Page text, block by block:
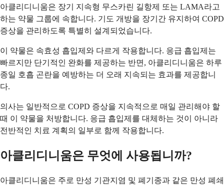
아클리디니움은 장기 지속형 무스카린 길항제 또는 LAMA라고
하는 약물 그룹에 속합니다. 기도 개방을 장기간 유지하여 COPD
증상을 관리하도록 특별히 설계되었습니다.
이 약물은 속효성 흡입제와 다르게 작용합니다. 응급 흡입제는
빠르지만 단기적인 완화를 제공하는 반면, 아클리디니움은 하루
종일 호흡 곤란을 예방하는 더 오래 지속되는 효과를 제공합니
다.
의사는 일반적으로 COPD 증상을 지속적으로 매일 관리해야 할
때 이 약물을 처방합니다. 응급 흡입제를 대체하는 것이 아니라
전반적인 치료 계획의 일부로 함께 작용합니다.
아클리디니움은 무엇에 사용됩니까?
아클리디니움은 주로 만성 기관지염 및 폐기종과 같은 만성 폐쇄